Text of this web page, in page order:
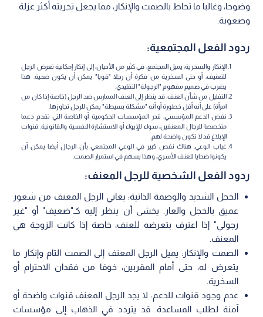
وضوحا، وغالبا ما تحاط بالصمت والإنكار، مما يجعل تجربته أكثر عزلة
وصعوبة.
ردود الفعل المجتمعية:
الإنكار والسخرية: يميل المجتمع، في كثير من الأحيان، إلى إنكار إمكانية تعرض الرجل
للتعنيف، أو حتى السخرية من فكرة أن رجلا "قويا" يمكن أن يكون ضحية. هذا
يضرب في صميم مفهوم "الرجولة" التقليدي.
التقليل من شأن العنف: قد ينظر إلى العنف الممارس ضد الرجل (خاصة إذا كان من
امرأة) على أنه أقل خطورة أو أنه "مشكلة بسيطة" يمكن للرجل تجاوزها.
نقص الدعم المؤسسي: تندر المؤسسات الحكومية أو الخاصة التي تقدم دعما
متخصصا للرجال المعنفين، سواء للإيواء أو الاستشارة النفسية والقانونية. قنوات
الإبلاغ قد لا تكون واضحة لهم.
غياب الوعي: هناك نقص كبير في الوعي المجتمعي بأن الرجال أيضا يمكن أن
يكونوا ضحايا للعنف الأسري، وهذا يسهم في استمرار الصمت.
ردود الفعل الشخصية للرجل المعنف:
الخجل الشديد والوصمة الذاتية: يعاني الرجل المعنف من شعور
عميق بالخجل والعار. يخشى أن ينظر إليه كـ"ضعيف" أو "غير
رجولي" إذا اعترف بتعرضه للعنف، خاصة إذا كانت الزوجة هي
المعنف.
الصمت والإنكار: يميل الرجل المعنف إلى الصمت التام وإنكار ما
يتعرض له، حتى أمام المقربين، خوفا من فقدان الاحترام أو
السخرية.
عدم وجود قنوات للدعم: لا يجد الرجل المعنف قنوات واضحة أو
آمنة لطلب المساعدة. قد يتردد في الذهاب إلى مؤسسات